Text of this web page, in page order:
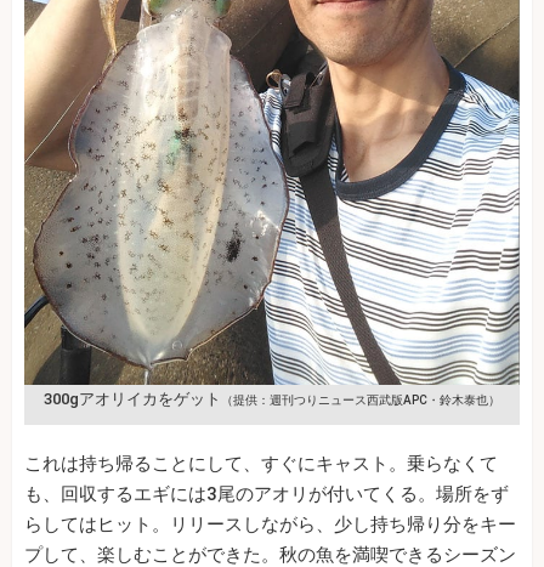
300gアオリイカをゲット （提供：週刊つりニュース西武版APC・鈴木泰也）
これは持ち帰ることにして、すぐにキャスト。乗らなくて
も、回収するエギには3尾のアオリが付いてくる。場所をず
らしてはヒット。リリースしながら、少し持ち帰り分をキー
プして、楽しむことができた。秋の魚を満喫できるシーズン